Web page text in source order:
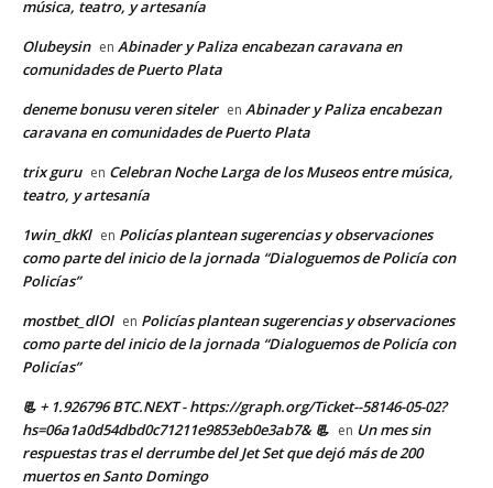
música, teatro, y artesanía
Olubeysin en Abinader y Paliza encabezan caravana en
comunidades de Puerto Plata
deneme bonusu veren siteler en Abinader y Paliza encabezan
caravana en comunidades de Puerto Plata
trix guru en Celebran Noche Larga de los Museos entre música,
teatro, y artesanía
1win_dkKl en Policías plantean sugerencias y observaciones
como parte del inicio de la jornada “Dialoguemos de Policía con
Policías”
mostbet_dlOl en Policías plantean sugerencias y observaciones
como parte del inicio de la jornada “Dialoguemos de Policía con
Policías”
📃 + 1.926796 BTC.NEXT - https://graph.org/Ticket--58146-05-02?
hs=06a1a0d54dbd0c71211e9853eb0e3ab7& 📃 en Un mes sin
respuestas tras el derrumbe del Jet Set que dejó más de 200
muertos en Santo Domingo